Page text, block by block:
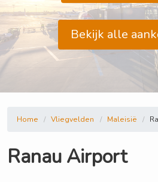
Bekijk alle
Home Vliegvelden Maleisië
Ranau Airport